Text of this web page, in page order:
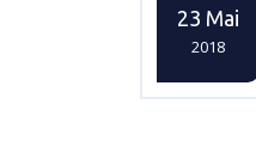
23 Mai
2018